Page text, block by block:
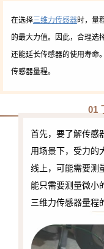
在选择三维力传感器时，量
的最大力值。因此，合理选
还能延长传感器的使用寿命
传感器量程。
01
首先，要了解传感
用场景下，受力的
线上，可能需要测
能只需要测量微小
三维力传感器量程